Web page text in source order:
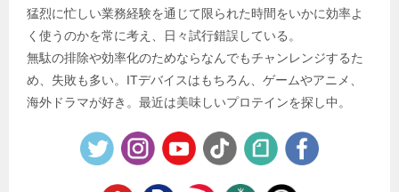
猛烈に忙しい業務経験を通じて限られた時間をいかに効率よ
く使うのかを常に考え、日々試行錯誤している。
無駄の排除や効率化のためならなんでもチャンレンジするた
め、失敗も多い。ITデバイスはもちろん、ゲームやアニメ、
海外ドラマが好き。最近は美味しいプロテインを探し中。